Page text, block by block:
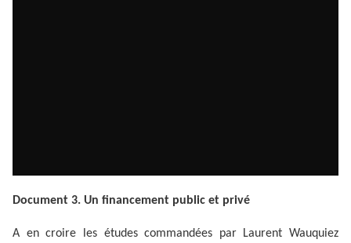
Document 3. Un financement public et privé
A en croire les études commandées par Laurent Wauquiez